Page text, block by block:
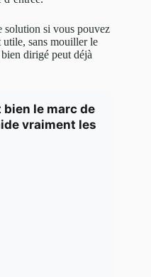
solution si vous pouvez
utile, sans mouiller le
dirigé peut déjà
le marc de
vraiment les